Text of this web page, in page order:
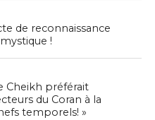
de reconnaissance
!
Cheikh préférait
du Coran à la
temporels! »